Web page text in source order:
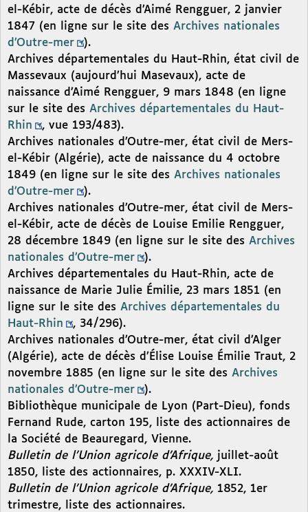
el-Kébir, acte de décès d’Aimé Rengguer, 2 janvier
1847 (en ligne sur le site des Archives nationales
d’Outre-mer
).
Archives départementales du Haut-Rhin, état civil de
Massevaux (aujourd’hui Masevaux), acte de
naissance d’Aimé Rengguer, 9 mars 1848 (en ligne
sur le site des Archives départementales du Haut-
Rhin
, vue 193/483).
Archives nationales d’Outre-mer, état civil de Mers-
el-Kébir (Algérie), acte de naissance du 4 octobre
1849 (en ligne sur le site des Archives nationales
d’Outre-mer
).
Archives nationales d’Outre-mer, état civil de Mers-
el-Kébir, acte de décès de Louise Emilie Rengguer,
28 décembre 1849 (en ligne sur le site des Archives
nationales d’Outre-mer
).
Archives départementales du Haut-Rhin, acte de
naissance de Marie Julie Émilie, 23 mars 1851 (en
ligne sur le site des Archives départementales du
Haut-Rhin
, 34/296).
Archives nationales d’Outre-mer, état civil d’Alger
(Algérie), acte de décès d’Élise Louise Émilie Traut, 2
novembre 1885 (en ligne sur le site des Archives
nationales d’Outre-mer
).
Bibliothèque municipale de Lyon (Part-Dieu), fonds
Fernand Rude, carton 195, liste des actionnaires de
la Société de Beauregard, Vienne.
Bulletin de l’Union agricole d’Afrique, juillet-août
1850, liste des actionnaires, p. XXXIV-XLI.
Bulletin de l’Union agricole d’Afrique, 1852, 1er
trimestre, liste des actionnaires.